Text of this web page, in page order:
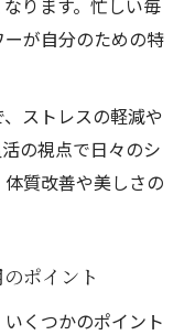
も簡単に始めら
入れ方ポイン
の内側からの変
ります。忙しい毎
が自分のための特
ストレスの軽減や
の視点で日々のシ
質改善や美しさの
ポイント
くつかのポイント